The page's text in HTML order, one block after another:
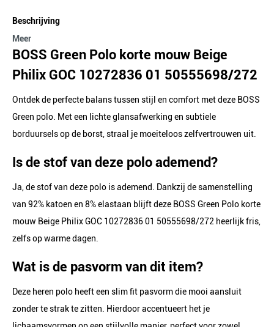
Beschrijving
Meer
BOSS Green Polo korte mouw Beige
Philix GOC 10272836 01 50555698/272
Ontdek de perfecte balans tussen stijl en comfort met deze BOSS
Green polo. Met een lichte glansafwerking en subtiele
borduursels op de borst, straal je moeiteloos zelfvertrouwen uit.
Is de stof van deze polo ademend?
Ja, de stof van deze polo is ademend. Dankzij de samenstelling
van 92% katoen en 8% elastaan blijft deze BOSS Green Polo korte
mouw Beige Philix GOC 10272836 01 50555698/272 heerlijk fris,
zelfs op warme dagen.
Wat is de pasvorm van dit item?
Deze heren polo heeft een slim fit pasvorm die mooi aansluit
zonder te strak te zitten. Hierdoor accentueert het je